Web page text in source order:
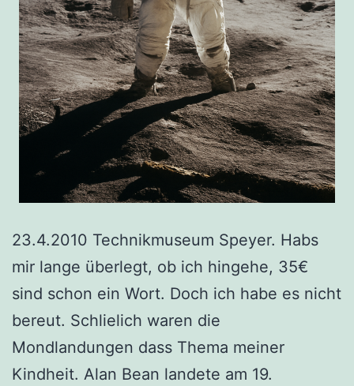
23.4.2010 Technikmuseum Speyer. Habs
mir lange überlegt, ob ich hingehe, 35€
sind schon ein Wort. Doch ich habe es nicht
bereut. Schlielich waren die
Mondlandungen dass Thema meiner
Kindheit. Alan Bean landete am 19.